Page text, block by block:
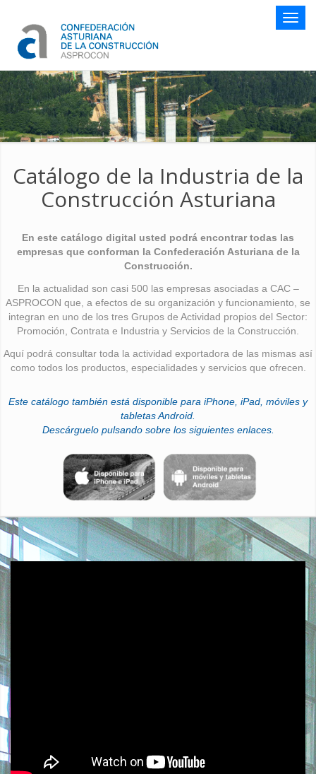
Botón
Catálogo de la Industria de la
Construcción Asturiana
En este catálogo digital usted podrá encontrar todas las
empresas que conforman la Confederación Asturiana de la
Construcción.
En la actualidad son casi 500 las empresas asociadas a CAC –
ASPROCON que, a efectos de su organización y funcionamiento, se
integran en uno de los tres Grupos de Actividad propios del Sector:
Promoción, Contrata e Industria y Servicios de la Construcción.
Aquí podrá consultar toda la actividad exportadora de las mismas así
como todos los productos, especialidades y servicios que ofrecen.
Este catálogo también está disponible para iPhone, iPad, móviles y
tabletas Android.
Descárguelo pulsando sobre los siguientes enlaces.